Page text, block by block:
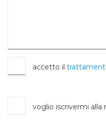
accetto il
voglio iscrivermi alla